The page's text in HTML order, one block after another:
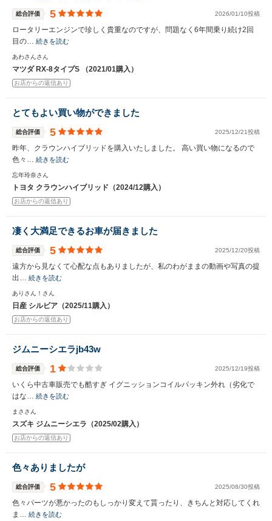
総合評価 5 2026/01/10投稿
ロータリーエンジンで珍しく貴重なのですが、問題なく6年間乗り続け2回
目の… 続きを読む
あわさんさん
マツダ RX-8タイプS （2021/01購入）
お店からの返信あり
とてもよい買い物ができました
総合評価 5 2025/12/21投稿
昨年、クラウンハイブリッドを購入いたしました。 高い買い物になるので
色々… 続きを読む
忘年玲奈さん
トヨタ クラウンハイブリッド（2024/12購入）
お店からの返信あり
凄く大満足できるお車が届きました
総合評価 5 2025/12/20投稿
遠方から見なくて心配な点もありましたが、私のわがままの動画や写真の提
出… 続きを読む
ありさん！さん
日産 シルビア（2025/11購入）
お店からの返信あり
ジムニーシエラjb43w
総合評価 1 2025/12/19投稿
いくら中古車販売でも酷すぎ イグニッションコイルパッキン外れ（劣化で
はな… 続きを読む
まささん
スズキ ジムニーシエラ（2025/02購入）
お店からの返信あり
色々ありましたが
総合評価 5 2025/08/30投稿
色々パーツが悪かったのもしっかり変えて貰ったり、きちんと対応してくれ
ま… 続きを読む